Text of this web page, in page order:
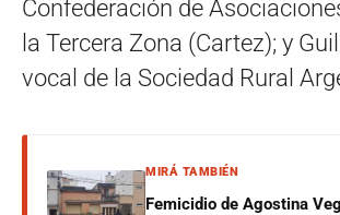
Confederación de
la Tercera Zona (Cartez); y
vocal de la Sociedad Rural
MIRÁ TAMBIÉN
Femicidio de Agostina